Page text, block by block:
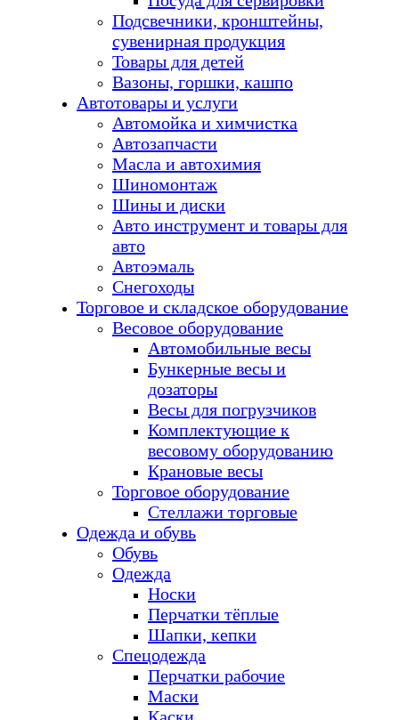
Подсвечники, кронштейны,
сувенирная продукция
Товары для детей
Вазоны, горшки, кашпо
Автотовары и услуги
Автомойка и химчистка
Автозапчасти
Масла и автохимия
Шиномонтаж
Шины и диски
Авто инструмент и товары для
авто
Автоэмаль
Снегоходы
Торговое и складское оборудование
Весовое оборудование
Автомобильные весы
Бункерные весы и
дозаторы
Весы для погрузчиков
Комплектующие к
весовому оборудованию
Крановые весы
Торговое оборудование
Стеллажи торговые
Одежда и обувь
Обувь
Одежда
Носки
Перчатки тёплые
Шапки, кепки
Спецодежда
Перчатки рабочие
Маски